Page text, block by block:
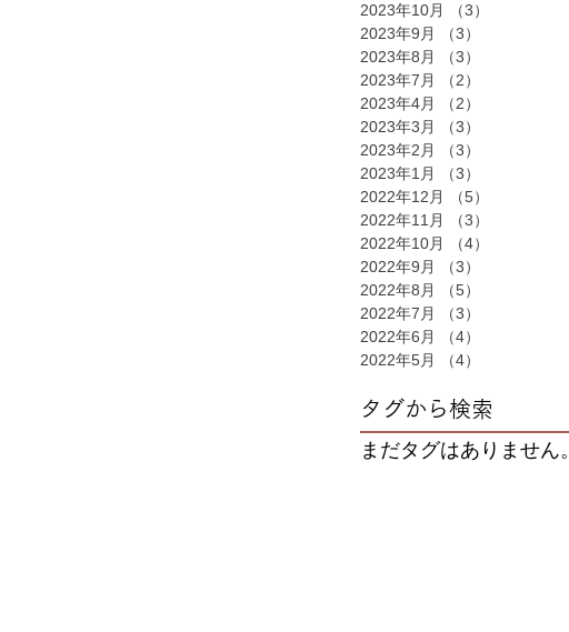
2023年10月
（3）
2023年9月
（3）
2023年8月
（3）
2023年7月
（2）
2023年4月
（2）
2023年3月
（3）
2023年2月
（3）
2023年1月
（3）
2022年12月
（5）
2022年11月
（3）
2022年10月
（4）
2022年9月
（3）
2022年8月
（5）
2022年7月
（3）
2022年6月
（4）
2022年5月
（4）
タグから検索
まだタグはありません。